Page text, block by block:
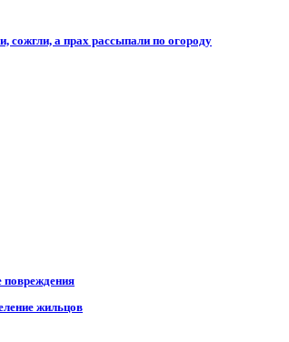
сожгли, а прах рассыпали по огороду
повреждения
жильцов